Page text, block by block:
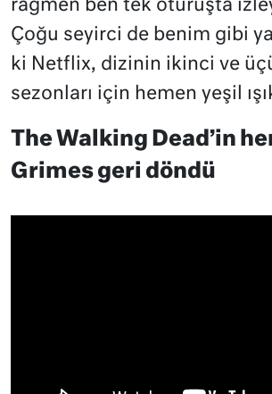
rağmen ben tek oturuşta
Çoğu seyirci de benim gibi
ki Netflix, dizinin ikinci ve
sezonları için hemen yeşil
The Walking Dead’in
Grimes geri döndü